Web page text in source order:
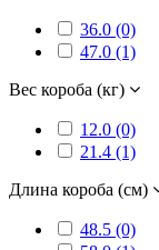
36.0 (0)
47.0 (1)
Вес короба (кг)
12.0 (0)
21.4 (1)
Длина короба (см)
48.5 (0)